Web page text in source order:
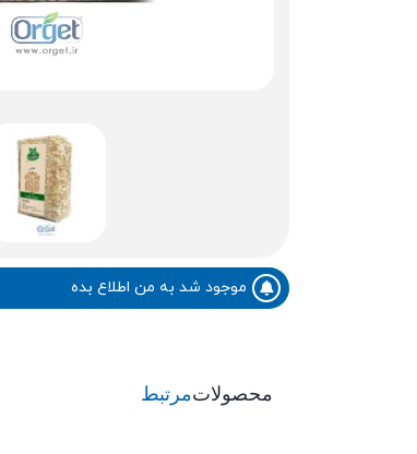
موجود شد به من اطلاع بده
محصولاتمرتبط